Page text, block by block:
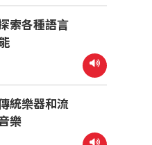
索各種語言
統樂器和流
樂